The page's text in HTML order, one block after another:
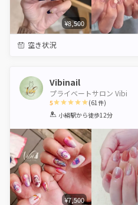
¥8,500
空き状況
Vibinail
プライベートサロン Vibi
5
1 2 3 4 5
(61件)
小絹駅から徒歩12分
¥7,500